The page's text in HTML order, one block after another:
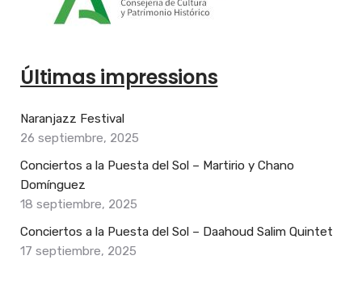
Últimas impressions
Naranjazz Festival
26 septiembre, 2025
Conciertos a la Puesta del Sol – Martirio y Chano
Domínguez
18 septiembre, 2025
Conciertos a la Puesta del Sol – Daahoud Salim Quintet
17 septiembre, 2025